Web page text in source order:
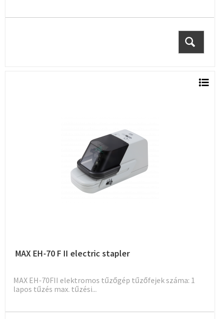
MAX EH-70 F II electric stapler
MAX EH-70FII elektromos tűzőgép tűzőfejek száma: 1
lapos tűzés max. tűzési...